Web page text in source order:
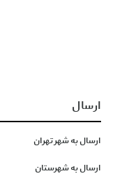
ارسال
ارسال به شهر تهران
ارسال به شهرستان